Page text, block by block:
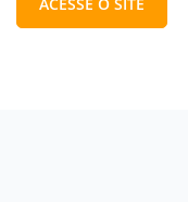
ACESSE O SITE